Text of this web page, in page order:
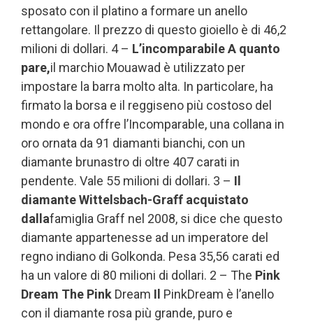
sposato con il platino a formare un anello
rettangolare. Il prezzo di questo gioiello è di 46,2
milioni di dollari. 4 – L’incomparabile A quanto
pare,il marchio Mouawad è utilizzato per
impostare la barra molto alta. In particolare, ha
firmato la borsa e il reggiseno più costoso del
mondo e ora offre l’Incomparable, una collana in
oro ornata da 91 diamanti bianchi, con un
diamante brunastro di oltre 407 carati in
pendente. Vale 55 milioni di dollari. 3 – Il
diamante Wittelsbach-Graff acquistato
dallafamiglia Graff nel 2008, si dice che questo
diamante appartenesse ad un imperatore del
regno indiano di Golkonda. Pesa 35,56 carati ed
ha un valore di 80 milioni di dollari. 2 – The Pink
Dream The Pink Dream Il PinkDream è l’anello
con il diamante rosa più grande, puro e